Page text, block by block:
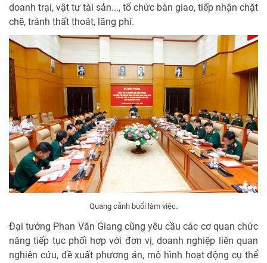
doanh trại, vật tư tài sản..., tổ chức bàn giao, tiếp nhận chặt
chẽ, tránh thất thoát, lãng phí.
Quang cảnh buổi làm việc.
Đại tướng Phan Văn Giang cũng yêu cầu các cơ quan chức
năng tiếp tục phối hợp với đơn vị, doanh nghiệp liên quan
nghiên cứu, đề xuất phương án, mô hình hoạt động cụ thể